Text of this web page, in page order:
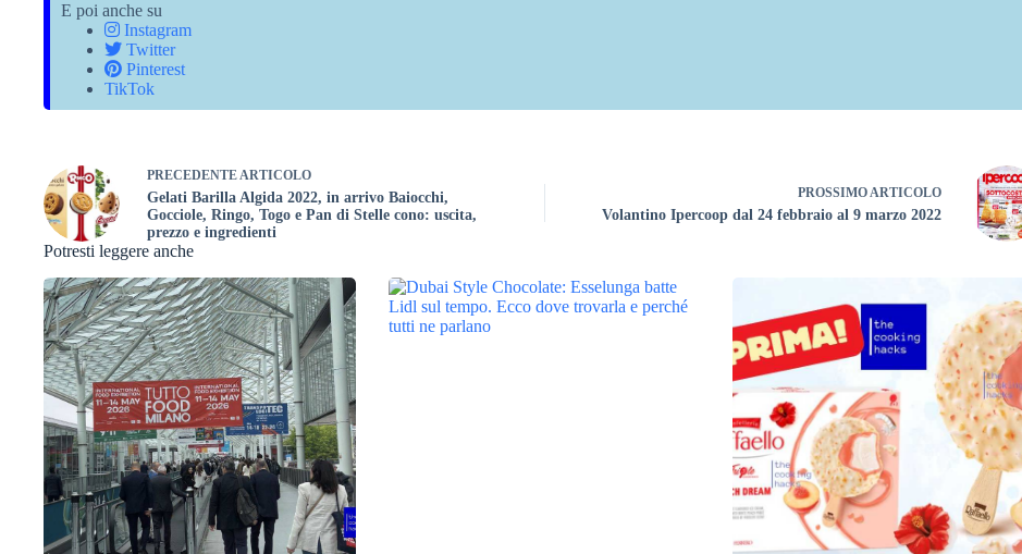
E poi anche su
Instagram
Twitter
Pinterest
TikTok
PRECEDENTEARTICOLO
Gelati Barilla Algida 2022, in arrivo Baiocchi,
Gocciole, Ringo, Togo e Pan di Stelle cono: uscita,
prezzo e ingredienti
PROSSIMOARTICOLO
Volantino Ipercoop dal 24 febbraio al 9 marzo 2022
Potresti leggere anche